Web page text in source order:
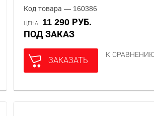
Код товара — 160386
ЦЕНА
11 290 РУБ.
ПОД ЗАКАЗ
ЗАКАЗАТЬ
К